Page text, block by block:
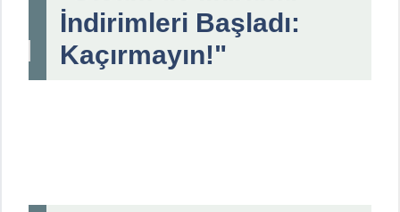
İndirimleri Başladı:
Kaçırmayın!"